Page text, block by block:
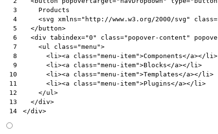
3
4
5
6
7
8
9
10
11
12
13
14
    Products
<svg xmlns="http://www.w3.org/2000/svg" class=
</ button>
<div tabindex="0" class="popover-content"
<ul class="menu">
<li ><a class="menu-item">Components</a></ li >
<li ><a class="menu-item">Blocks</a></ li >
<li ><a class="menu-item">Templates</a></ li >
<li ><a class="menu-item">Plugins</a></ li >
</ul >
</div>
</div>